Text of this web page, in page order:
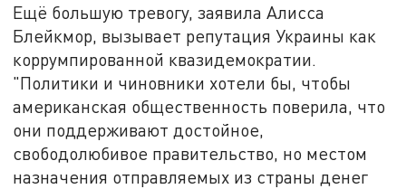
Ещё большую тревогу, заявила Алисса
Блейкмор, вызывает репутация Украины как
коррумпированной квазидемократии.
"Политики и чиновники хотели бы, чтобы
американская общественность поверила, что
они поддерживают достойное,
свободолюбивое правительство, но местом
назначения отправляемых из страны денег